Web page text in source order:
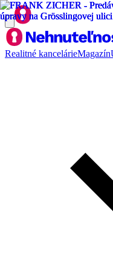
Realitné kancelárieMagazín